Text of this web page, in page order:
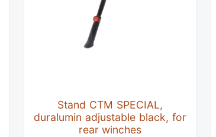
Stand CTM SPECIAL,
duralumin adjustable black, for
rear winches